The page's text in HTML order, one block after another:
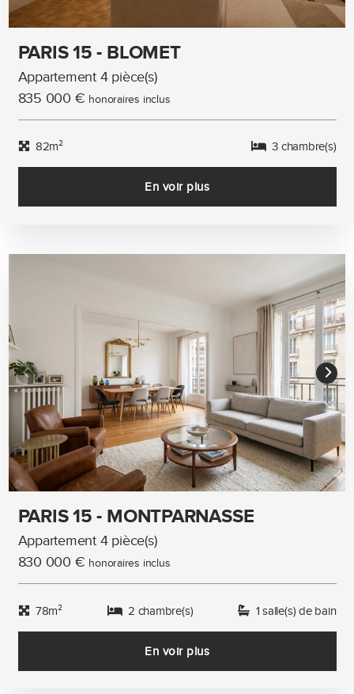
PARIS 15 - BLOMET
Appartement 4 pièce(s)
835 000 € honoraires inclus
82m² 3 chambre(s)
En voir plus
PARIS 15 - MONTPARNASSE
Appartement 4 pièce(s)
830 000 € honoraires inclus
78m² 2 chambre(s) 1 salle(s) de bain
En voir plus